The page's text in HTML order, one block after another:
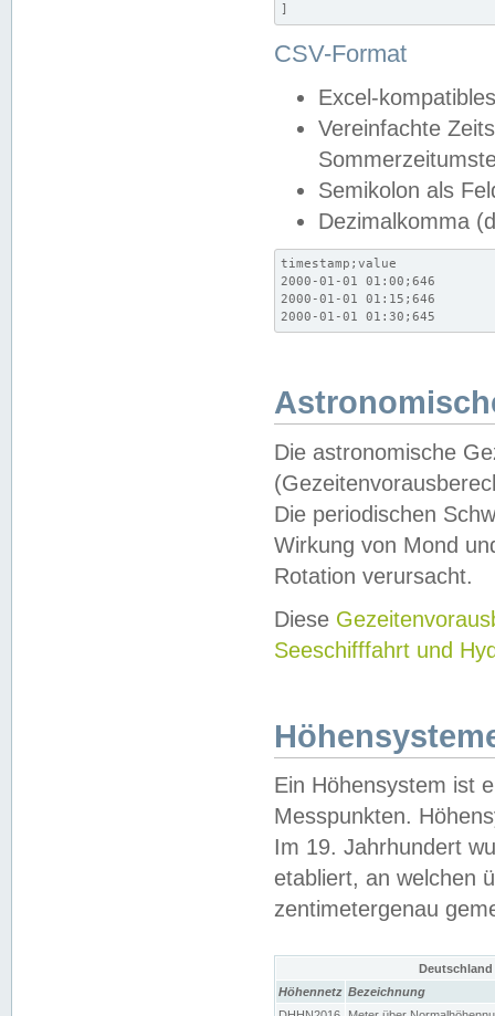
]
CSV-Format
Excel-
Vereinfachte
Semikolon als
Dezimalkomma
timestamp;value
2000-01-01 01:00;646
2000-01-01 01:15;646
2000-01-01 01:30;645
Die astronomische
Die periodischen
Wirkung von Mond
Rotation verursacht.
Diese
Seeschifffahrt und
Ein Höhensystem ist
Messpunkten.
Im 19. Jahrhundert
etabliert, an welchen
zentimetergenau
Höhennetz Bezeichnung